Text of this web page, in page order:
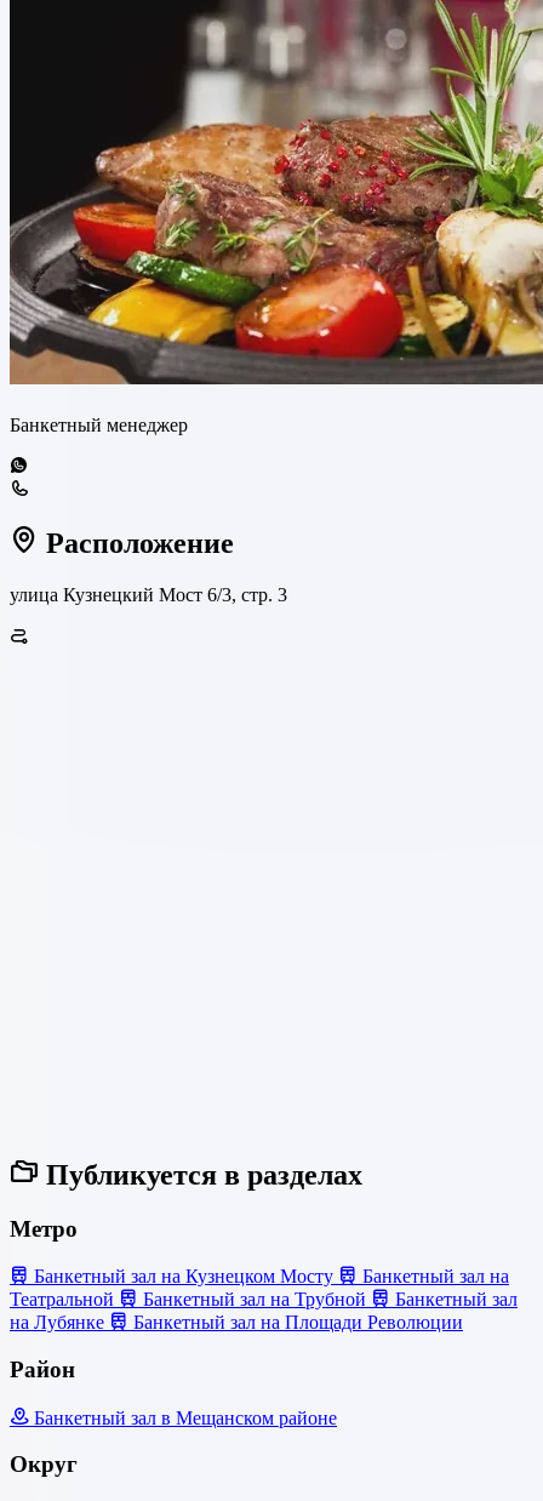
Банкетный менеджер
Расположение
улица Кузнецкий Мост 6/3, стр. 3
Публикуется в разделах
Метро
Банкетный зал на Кузнецком Мосту
Банкетный зал на
Театральной
Банкетный зал на Трубной
Банкетный зал
на Лубянке
Банкетный зал на Площади Революции
Район
Банкетный зал в Мещанском районе
Округ